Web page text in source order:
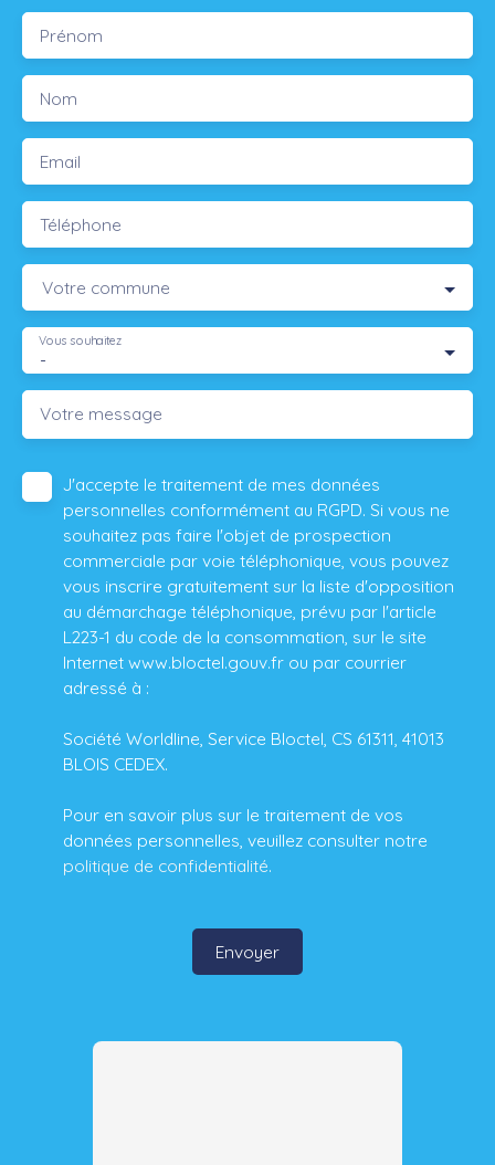
Prénom
Nom
Email
Téléphone
Votre commune
-
Vous souhaitez
Votre message
J'accepte le traitement de mes données
personnelles conformément au RGPD. Si vous ne
souhaitez pas faire l'objet de prospection
commerciale par voie téléphonique, vous pouvez
vous inscrire gratuitement sur la liste d'opposition
au démarchage téléphonique, prévu par l'article
L223-1 du code de la consommation, sur le site
Internet www.bloctel.gouv.fr ou par courrier
adressé à :
Société Worldline, Service Bloctel, CS 61311, 41013
BLOIS CEDEX.
Pour en savoir plus sur le traitement de vos
données personnelles, veuillez consulter notre
politique de confidentialité.
Envoyer